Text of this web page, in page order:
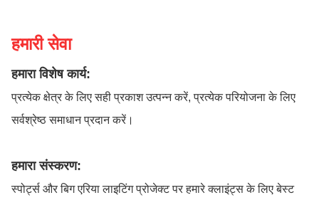
हमारी सेवा
हमारा विशेष कार्य:
प्रत्येक क्षेत्र के लिए सही प्रकाश उत्पन्न करें, प्रत्येक परियोजना के लिए
सर्वश्रेष्ठ समाधान प्रदान करें।
हमारा संस्करण:
स्पोर्ट्स और बिग एरिया लाइटिंग प्रोजेक्ट पर हमारे क्लाइंट्स के लिए बेस्ट